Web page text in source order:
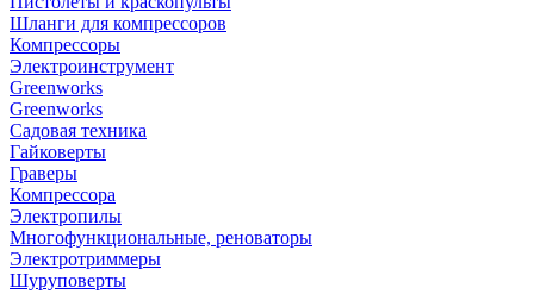
Шланги для компрессоров
Компрессоры
Электроинструмент
Greenworks
Greenworks
Садовая техника
Гайковерты
Граверы
Компрессора
Электропилы
Многофункциональные, реноваторы
Электротриммеры
Шуруповерты